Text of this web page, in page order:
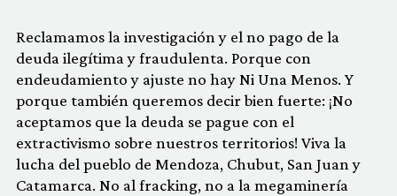
Reclamamos la investigación y el no pago de la
deuda ilegítima y fraudulenta. Porque con
endeudamiento y ajuste no hay Ni Una Menos. Y
porque también queremos decir bien fuerte: ¡No
aceptamos que la deuda se pague con el
extractivismo sobre nuestros territorios! Viva la
lucha del pueblo de Mendoza, Chubut, San Juan y
Catamarca. No al fracking, no a la megaminería